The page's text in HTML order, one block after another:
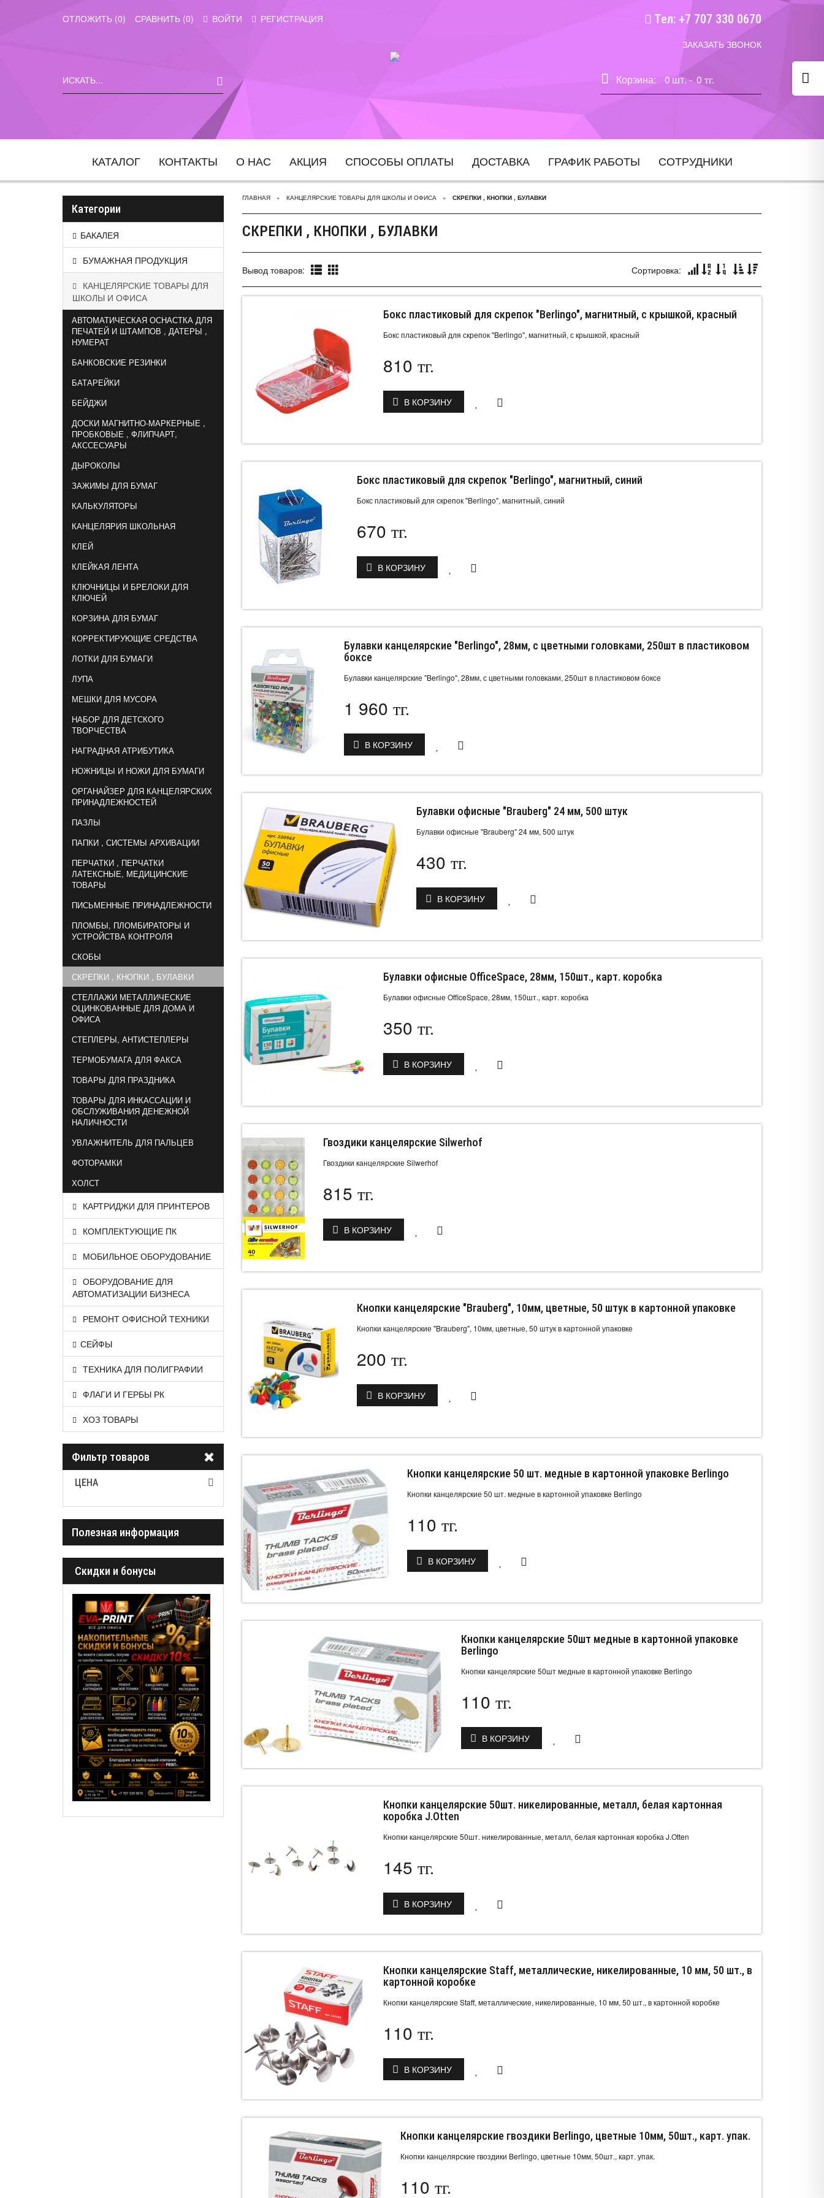
ОТЛОЖИТЬ (0) СРАВНИТЬ (0) ВОЙТИ РЕГИСТРАЦИЯ Тел: +7 707 330 0670
ЗАКАЗАТЬ ЗВОНОК
Корзина: 0шт. -0 тг.
КАТАЛОГ КОНТАКТЫ О НАС АКЦИЯ СПОСОБЫ ОПЛАТЫ ДОСТАВКА ГРАФИК РАБОТЫ СОТРУДНИКИ
Категории
БАКАЛЕЯ
БУМАЖНАЯ ПРОДУКЦИЯ
КАНЦЕЛЯРСКИЕ ТОВАРЫ ДЛЯ
ШКОЛЫ И ОФИСА
АВТОМАТИЧЕСКАЯ ОСНАСТКА ДЛЯ
ПЕЧАТЕЙ И ШТАМПОВ , ДАТЕРЫ ,
НУМЕРАТ
БАНКОВСКИЕ РЕЗИНКИ
БАТАРЕЙКИ
БЕЙДЖИ
ДОСКИ МАГНИТНО-МАРКЕРНЫЕ ,
ПРОБКОВЫЕ , ФЛИПЧАРТ,
АКССЕСУАРЫ
ДЫРОКОЛЫ
ЗАЖИМЫ ДЛЯ БУМАГ
КАЛЬКУЛЯТОРЫ
КАНЦЕЛЯРИЯ ШКОЛЬНАЯ
КЛЕЙ
КЛЕЙКАЯ ЛЕНТА
КЛЮЧНИЦЫ И БРЕЛОКИ ДЛЯ
КЛЮЧЕЙ
КОРЗИНА ДЛЯ БУМАГ
КОРРЕКТИРУЮЩИЕ СРЕДСТВА
ЛОТКИ ДЛЯ БУМАГИ
ЛУПА
МЕШКИ ДЛЯ МУСОРА
НАБОР ДЛЯ ДЕТСКОГО
ТВОРЧЕСТВА
НАГРАДНАЯ АТРИБУТИКА
НОЖНИЦЫ И НОЖИ ДЛЯ БУМАГИ
ОРГАНАЙЗЕР ДЛЯ КАНЦЕЛЯРСКИХ
ПРИНАДЛЕЖНОСТЕЙ
ПАЗЛЫ
ПАПКИ , СИСТЕМЫ АРХИВАЦИИ
ПЕРЧАТКИ , ПЕРЧАТКИ
ЛАТЕКСНЫЕ, МЕДИЦИНСКИЕ
ТОВАРЫ
ПИСЬМЕННЫЕ ПРИНАДЛЕЖНОСТИ
ПЛОМБЫ, ПЛОМБИРАТОРЫ И
УСТРОЙСТВА КОНТРОЛЯ
СКОБЫ
СКРЕПКИ , КНОПКИ , БУЛАВКИ
СТЕЛЛАЖИ МЕТАЛЛИЧЕСКИЕ
ОЦИНКОВАННЫЕ ДЛЯ ДОМА И
ОФИСА
СТЕПЛЕРЫ, АНТИСТЕПЛЕРЫ
ТЕРМОБУМАГА ДЛЯ ФАКСА
ТОВАРЫ ДЛЯ ПРАЗДНИКА
ТОВАРЫ ДЛЯ ИНКАССАЦИИ И
ОБСЛУЖИВАНИЯ ДЕНЕЖНОЙ
НАЛИЧНОСТИ
УВЛАЖНИТЕЛЬ ДЛЯ ПАЛЬЦЕВ
ФОТОРАМКИ
ХОЛСТ
КАРТРИДЖИ ДЛЯ ПРИНТЕРОВ
КОМПЛЕКТУЮЩИЕ ПК
МОБИЛЬНОЕ ОБОРУДОВАНИЕ
ОБОРУДОВАНИЕ ДЛЯ
АВТОМАТИЗАЦИИ БИЗНЕСА
РЕМОНТ ОФИСНОЙ ТЕХНИКИ
СЕЙФЫ
ТЕХНИКА ДЛЯ ПОЛИГРАФИИ
ФЛАГИ И ГЕРБЫ РК
ХОЗ ТОВАРЫ
Фильтр товаров
ЦЕНА
Полезная информация
Cкидки и бонусы
ГЛАВНАЯ КАНЦЕЛЯРСКИЕ ТОВАРЫ ДЛЯ ШКОЛЫ И ОФИСА СКРЕПКИ , КНОПКИ , БУЛАВКИ
СКРЕПКИ , КНОПКИ , БУЛАВКИ
Вывод товаров: Сортировка:
Бокс пластиковый для скрепок "Berlingo", магнитный, с крышкой, красный
Бокс пластиковый для скрепок "Berlingo", магнитный, с крышкой, красный
810 тг.
В КОРЗИНУ
Бокс пластиковый для скрепок "Berlingo", магнитный, синий
Бокс пластиковый для скрепок "Berlingo", магнитный, синий
670 тг.
В КОРЗИНУ
Булавки канцелярские "Berlingo", 28мм, с цветными головками, 250шт в пластиковом
боксе
Булавки канцелярские "Berlingo", 28мм, с цветными головками, 250шт в пластиковом боксе
1 960 тг.
В КОРЗИНУ
Булавки офисные "Brauberg" 24 мм, 500 штук
Булавки офисные "Brauberg" 24 мм, 500 штук
430тг.
В КОРЗИНУ
Булавки офисные OfficeSpace, 28мм, 150шт., карт. коробка
Булавки офисные OfficeSpace, 28мм, 150шт., карт. коробка
350 тг.
В КОРЗИНУ
Гвоздики канцелярские Silwerhof
Гвоздики канцелярские Silwerhof
815тг.
В КОРЗИНУ
Кнопки канцелярские "Brauberg", 10мм, цветные, 50 штук в картонной упаковке
Кнопки канцелярские "Brauberg", 10мм, цветные, 50 штук в картонной упаковке
200 тг.
В КОРЗИНУ
Кнопки канцелярские 50 шт. медные в картонной упаковке Berlingo
Кнопки канцелярские 50 шт. медные в картонной упаковке Berlingo
110 тг.
В КОРЗИНУ
Кнопки канцелярские 50шт медные в картонной упаковке
Berlingo
Кнопки канцелярские 50шт медные в картонной упаковке Berlingo
110 тг.
В КОРЗИНУ
Кнопки канцелярские 50шт. никелированные, металл, белая картонная
коробка J.Otten
Кнопки канцелярские 50шт. никелированные, металл, белая картонная коробка J.Otten
145 тг.
В КОРЗИНУ
Кнопки канцелярские Staff, металлические, никелированные, 10 мм, 50 шт., в
картонной коробке
Кнопки канцелярские Staff, металлические, никелированные, 10 мм, 50 шт., в картонной коробке
110 тг.
В КОРЗИНУ
Кнопки канцелярские гвоздики Berlingo, цветные 10мм, 50шт., карт. упак.
Кнопки канцелярские гвоздики Berlingo, цветные 10мм, 50шт., карт. упак.
110тг.